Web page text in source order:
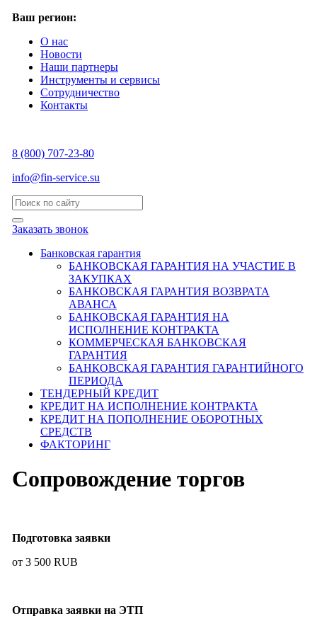
Ваш регион:
О нас
Новости
Наши партнеры
Инструменты и сервисы
Сотрудничество
Контакты
8 (800) 707-23-80
info@fin-service.su
Заказать звонок
Банковская гарантия
БАНКОВСКАЯ ГАРАНТИЯ НА УЧАСТИЕ В
ЗАКУПКАХ
БАНКОВСКАЯ ГАРАНТИЯ ВОЗВРАТА
АВАНСА
БАНКОВСКАЯ ГАРАНТИЯ НА
ИСПОЛНЕНИЕ КОНТРАКТА
КОММЕРЧЕСКАЯ БАНКОВСКАЯ
ГАРАНТИЯ
БАНКОВСКАЯ ГАРАНТИЯ ГАРАНТИЙНОГО
ПЕРИОДА
ТЕНДЕРНЫЙ КРЕДИТ
КРЕДИТ НА ИСПОЛНЕНИЕ КОНТРАКТА
КРЕДИТ НА ПОПОЛНЕНИЕ ОБОРОТНЫХ
СРЕДСТВ
ФАКТОРИНГ
Сопровождение торгов
Подготовка заявки
от 3 500 RUB
Отправка заявки на ЭТП